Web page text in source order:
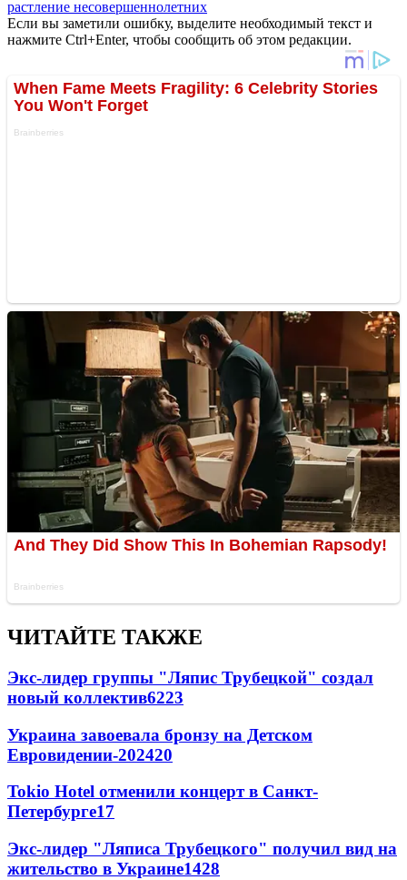
растление несовершеннолетних
Если вы заметили ошибку, выделите необходимый текст и
нажмите Ctrl+Enter, чтобы сообщить об этом редакции.
ЧИТАЙТЕ ТАКЖЕ
Экс-лидер группы "Ляпис Трубецкой" создал
новый коллектив6223
Украина завоевала бронзу на Детском
Евровидении-202420
Tokio Hotel отменили концерт в Санкт-
Петербурге17
Экс-лидер "Ляписа Трубецкого" получил вид на
жительство в Украине1428